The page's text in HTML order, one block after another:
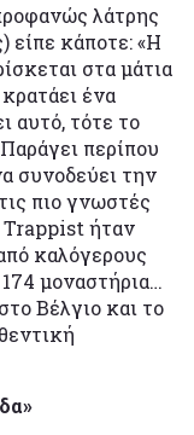
λάτρης
είπε κάποτε: «Η
στα μάτια
ένα
αυτό, τότε το
περίπου
συνοδεύει την
πιο γνωστές
Trappist ήταν
καλόγερους
μοναστήρια…
Βέλγιο και το